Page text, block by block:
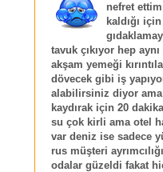
nefret
kaldığı
tavuk çıkıyor hep
akşam yemeği
dövecek gibi iş
alabilirsiniz diyor ama
kaydırak için 20
su çok kirli ama otel
var deniz ise sadece
rus müşteri
odalar güzeldi fakat